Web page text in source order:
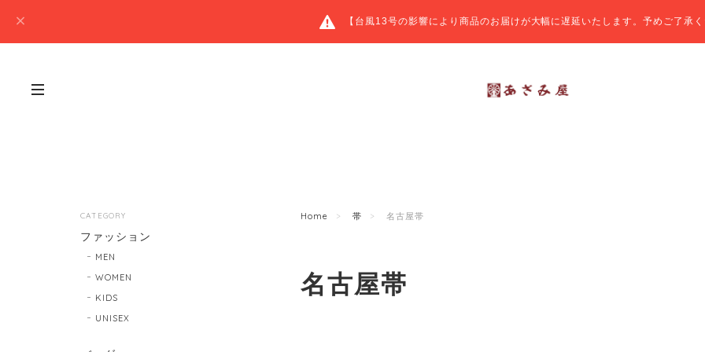
【台風13号の影響により商品のお届けが大幅に遅延いたします。予めご了承
Home 帯 名古屋帯
名古屋帯
CATEGORY
ファッション
MEN
WOMEN
KIDS
UNISEX